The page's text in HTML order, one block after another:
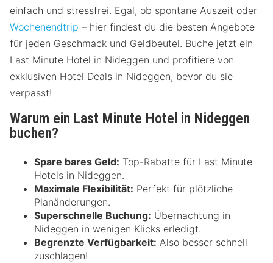
einfach und stressfrei. Egal, ob spontane Auszeit oder
Wochenendtrip – hier findest du die besten Angebote
für jeden Geschmack und Geldbeutel. Buche jetzt ein
Last Minute Hotel in Nideggen und profitiere von
exklusiven Hotel Deals in Nideggen, bevor du sie
verpasst!
Warum ein Last Minute Hotel in Nideggen
buchen?
Spare bares Geld: Top-Rabatte für Last Minute
Hotels in Nideggen.
Maximale Flexibilität: Perfekt für plötzliche
Planänderungen.
Superschnelle Buchung: Übernachtung in
Nideggen in wenigen Klicks erledigt.
Begrenzte Verfügbarkeit: Also besser schnell
zuschlagen!